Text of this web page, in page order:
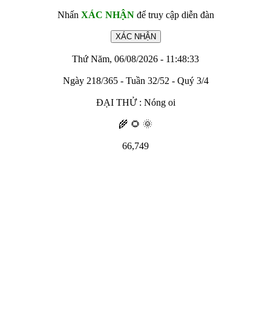
Nhấn XÁC NHẬNđể truy cập diễn đàn
Thứ Năm, 06/08/2026 - 11:48:33
Ngày 218/365 - Tuần 32/52 - Quý 3/4
ĐẠI THỬ : Nóng oi
🌾 🌻 🌞
66,749